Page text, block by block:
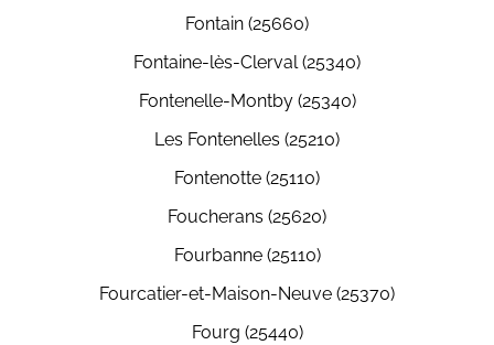
Fontain (25660)
Fontaine-lès-Clerval (25340)
Fontenelle-Montby (25340)
Les Fontenelles (25210)
Fontenotte (25110)
Foucherans (25620)
Fourbanne (25110)
Fourcatier-et-Maison-Neuve (25370)
Fourg (25440)